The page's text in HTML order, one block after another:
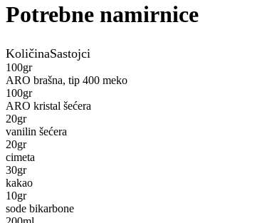
Potrebne namirnice
KoličinaSastojci
100gr
ARO brašna, tip 400 meko
100gr
ARO kristal šećera
20gr
vanilin šećera
20gr
cimeta
30gr
kakao
10gr
sode bikarbone